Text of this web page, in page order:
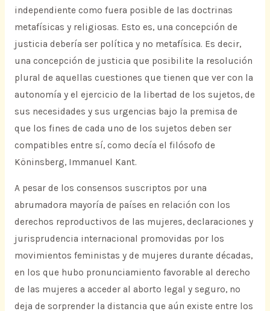
independiente como fuera posible de las doctrinas
metafísicas y religiosas. Esto es, una concepción de
justicia debería ser política y no metafísica. Es decir,
una concepción de justicia que posibilite la resolución
plural de aquellas cuestiones que tienen que ver con la
autonomía y el ejercicio de la libertad de los sujetos, de
sus necesidades y sus urgencias bajo la premisa de
que los fines de cada uno de los sujetos deben ser
compatibles entre sí, como decía el filósofo de
Köninsberg, Immanuel Kant.
A pesar de los consensos suscriptos por una
abrumadora mayoría de países en relación con los
derechos reproductivos de las mujeres, declaraciones y
jurisprudencia internacional promovidas por los
movimientos feministas y de mujeres durante décadas,
en los que hubo pronunciamiento favorable al derecho
de las mujeres a acceder al aborto legal y seguro, no
deja de sorprender la distancia que aún existe entre los